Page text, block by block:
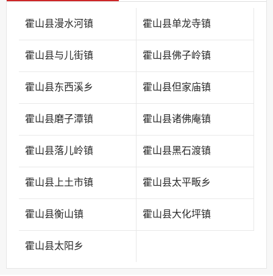
霍山县漫水河镇 霍山县单龙寺镇
霍山县与儿街镇 霍山县佛子岭镇
霍山县东西溪乡 霍山县但家庙镇
霍山县磨子潭镇 霍山县诸佛庵镇
霍山县落儿岭镇 霍山县黑石渡镇
霍山县上土市镇 霍山县太平畈乡
霍山县衡山镇 霍山县大化坪镇
霍山县太阳乡